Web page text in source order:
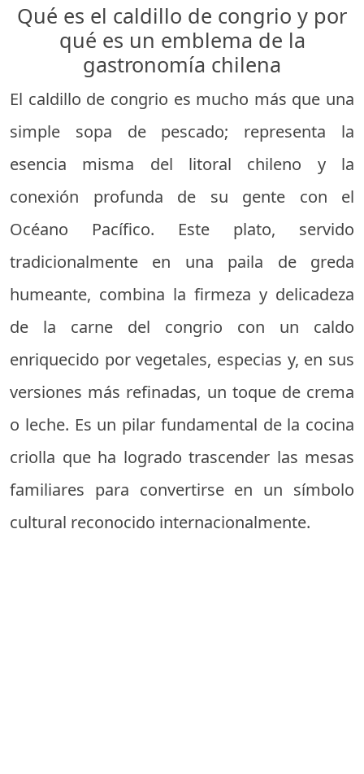
Qué es el caldillo de congrio y por
qué es un emblema de la
gastronomía chilena
El caldillo de congrio es mucho más que una
simple sopa de pescado; representa la
esencia misma del litoral chileno y la
conexión profunda de su gente con el
Océano Pacífico. Este plato, servido
tradicionalmente en una paila de greda
humeante, combina la firmeza y delicadeza
de la carne del congrio con un caldo
enriquecido por vegetales, especias y, en sus
versiones más refinadas, un toque de crema
o leche. Es un pilar fundamental de la cocina
criolla que ha logrado trascender las mesas
familiares para convertirse en un símbolo
cultural reconocido internacionalmente.